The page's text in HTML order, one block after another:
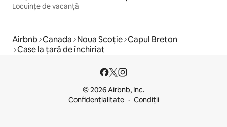
Locuințe de vacanță
Airbnb Canada Noua Scoție Capul Breton
Case la țară de închiriat
© 2026 Airbnb, Inc.
Confidențialitate
Condiții